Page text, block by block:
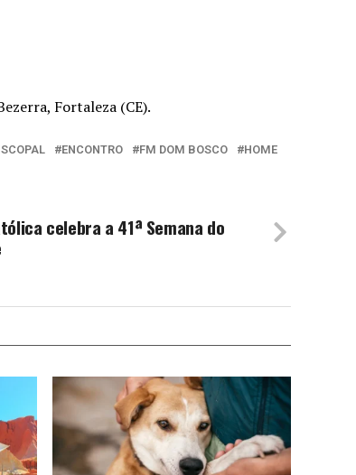
Fortaleza (CE).
ENCONTRO FM DOM BOSCO
HOME
celebra a 41ª Semana do